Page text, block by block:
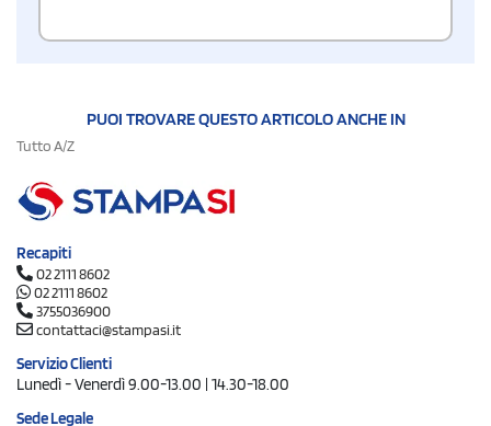
PUOI TROVARE QUESTO ARTICOLO ANCHE IN
Tutto A/Z
Recapiti
02 2111 8602
02 2111 8602
3755036900
contattaci@stampasi.it
Servizio Clienti
Lunedì - Venerdì 9.00-13.00 | 14.30-18.00
Sede Legale